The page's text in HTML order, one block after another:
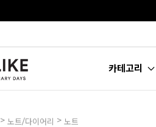
카테고리
> 노트/다이어리 > 노트